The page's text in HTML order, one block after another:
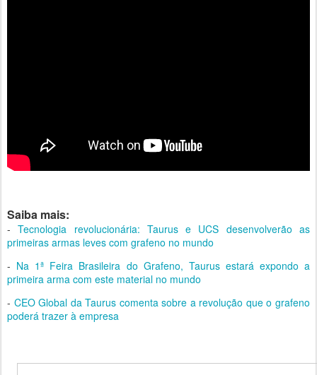
Saiba mais:
-Tecnologia revolucionária: Taurus e UCS desenvolverão as
primeiras armas leves com grafeno no mundo
- Na 1ª Feira Brasileira do Grafeno, Taurus estará expondo a
primeira arma com este material no mundo
- CEO Global da Taurus comenta sobre a revolução que o grafeno
poderá trazer à empresa